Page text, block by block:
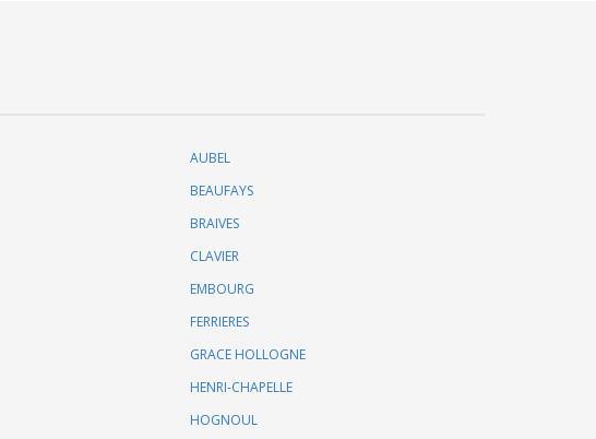
AUBEL
BEAUFAYS
BRAIVES
CLAVIER
EMBOURG
FERRIERES
GRACE HOLLOGNE
HENRI-CHAPELLE
HOGNOUL